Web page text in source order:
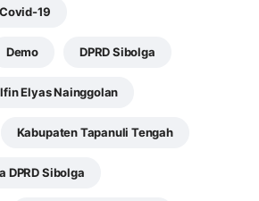
Covid-19
Demo DPRD Sibolga
Elyas Nainggolan
Kabupaten Tapanuli Tengah
DPRD Sibolga